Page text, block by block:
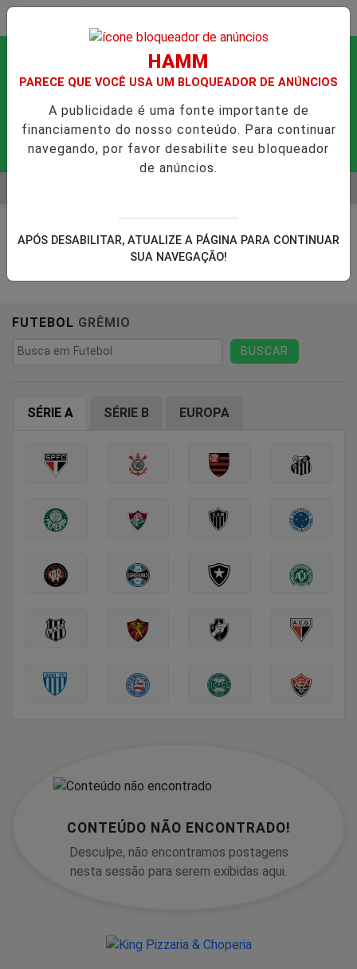
FUTEBOL GRÊMIO
BUSCAR
SÉRIE A SÉRIE B EUROPA
CONTEÚDO NÃO ENCONTRADO!
Desculpe, não encontramos postagens
nesta sessão para serem exibidas aqui.
HAMM
PARECE QUE VOCÊ USA UM BLOQUEADOR DE ANÚNCIOS
A publicidade é uma fonte importante de
financiamento do nosso conteúdo. Para continuar
navegando, por favor desabilite seu bloqueador
de anúncios.
APÓS DESABILITAR, ATUALIZE A PÁGINA PARA CONTINUAR
SUA NAVEGAÇÃO!